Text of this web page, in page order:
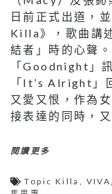
日前正式出道，
Killa》，歌曲講
結者」時的心聲
「Goodnight」
「It’s Alright」
又愛又恨，作為
接表達的同時，
閱讀更多
Topic Killa VIVA